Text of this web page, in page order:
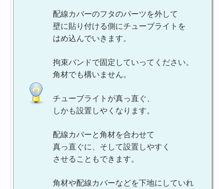
配線カバーのフタのパーツを外して
壁に貼り付ける側にチューブライトを
はめ込んでいきます。
拘束バンドで固定していってください。
角材でも構いません。
チューブライトが真っ直ぐ、
しかも設置しやくなります。
配線カバーと角材を合わせて
真っ直ぐに、そして設置しやすく
させることもできます。
角材や配線カバーなどを下地にしていれ